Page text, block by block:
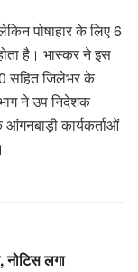
पोषाहार के लिए 6
है। भास्कर ने इस
सहित जिलेभर के
ने उप निदेशक
कार्यकर्ताओं
नोटिस लगा